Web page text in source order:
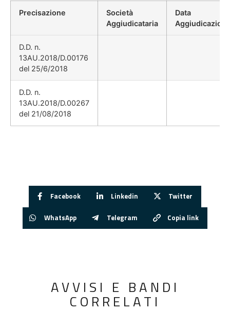
Precisazione
Società
Aggiudicataria
Data
D.D. n.
13AU.2018/D.00176
del 25/6/2018
D.D. n.
13AU.2018/D.00267
del 21/08/2018
Facebook Linkedin Twitter
WhatsApp Telegram Copia link
AVVISI E BANDI
CORRELATI